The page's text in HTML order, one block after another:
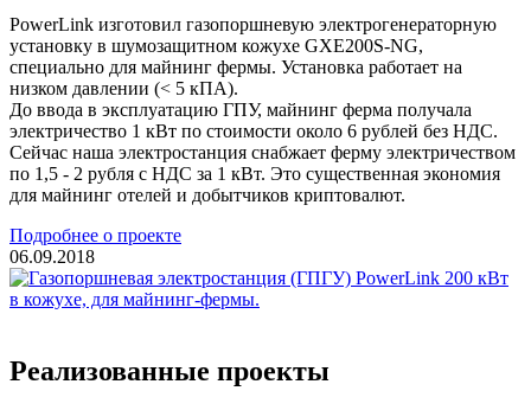
PowerLink изготовил газопоршневую электрогенераторную
установку в шумозащитном кожухе GXE200S-NG,
специально для майнинг фермы. Установка работает на
низком давлении (< 5 кПА).
До ввода в эксплуатацию ГПУ, майнинг ферма получала
электричество 1 кВт по стоимости около 6 рублей без НДС.
Сейчас наша электростанция снабжает ферму электричеством
по 1,5 - 2 рубля с НДС за 1 кВт. Это существенная экономия
для майнинг отелей и добытчиков криптовалют.
Подробнее о проекте
06.09.2018
Реализованные проекты